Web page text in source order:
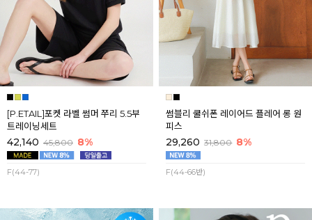
[P.ETAIL]포켓 라벨 썸머 쭈리 5.5부
트레이닝세트
42,140 45,800 8%
F(44-77)
썸블리 쿨쉬폰 레이어드 플레어 롱 원
피스
29,260 31,800 8%
F(44-66반)